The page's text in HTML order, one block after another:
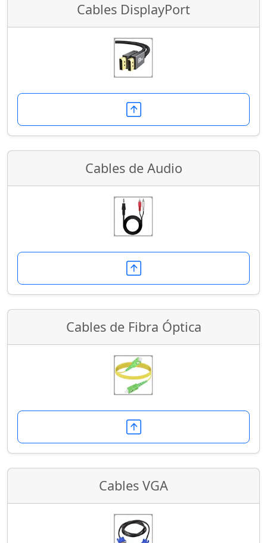
Cables DisplayPort
Cables de Audio
Cables de Fibra Óptica
Cables VGA